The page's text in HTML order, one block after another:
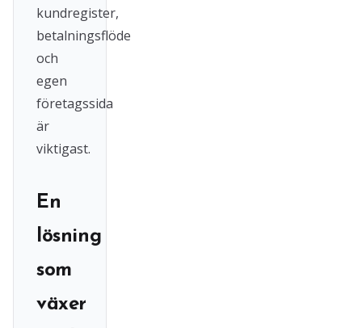
kundregister,
betalningsflöde
och
egen
företagssida
är
viktigast.
En
lösning
som
växer